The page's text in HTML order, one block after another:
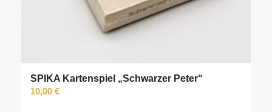
SPIKA Kartenspiel „Schwarzer Peter“
10,00 €